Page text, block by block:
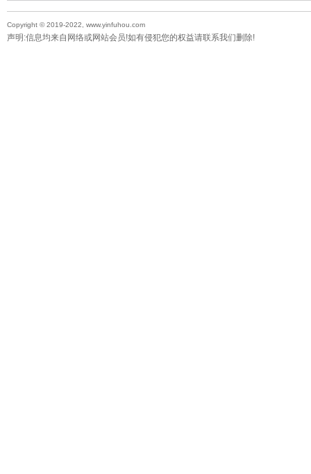
Copyright © 2019-2022, www.yinfuhou.com
声明:信息均来自网络或网站会员!如有侵犯您的权益请联系我们删除!